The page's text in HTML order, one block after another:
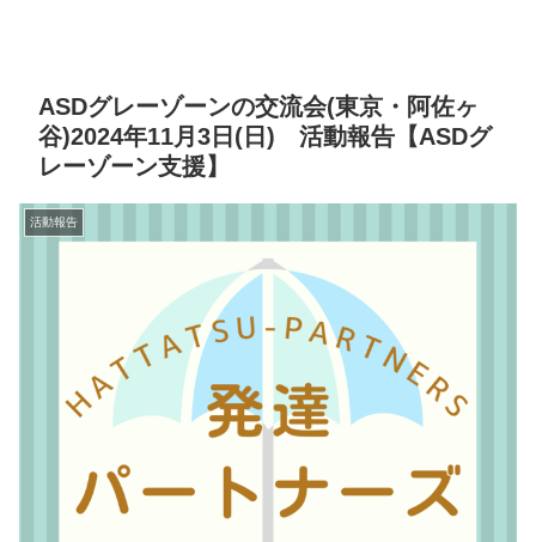
ASDグレーゾーンの交流会(東京・阿佐ヶ
谷)2024年11月3日(日) 活動報告【ASDグ
レーゾーン支援】
活動報告